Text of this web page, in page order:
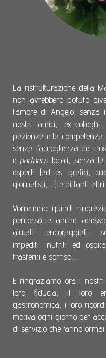
La ristrutturazione della
non avrebbero potuto
l’amore di Angelo, senza
nostri amici, ex-
pazienza e la
senza l’accoglienza dei
e partners locali, senza
esperti (ad es. grafici,
giornalisti, …) e di tanti altri
Vorremmo quindi
percorso e anche
aiutati, encoraggiati,
impediti, nutriti ed
trasferiti e sorriso …
E ringraziamo ora i
loro fiducia, il loro
gastronomica, i loro
motiva ogni giorno per
di servizio che fanno ormai